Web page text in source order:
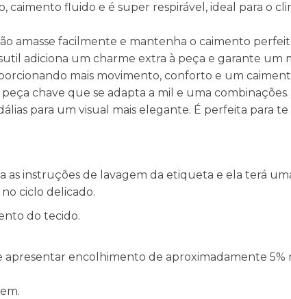
caimento fluido e é super respirável, ideal para o
amasse facilmente e mantenha o caimento
adiciona um charme extra à peça e garante um
mais movimento, conforto e um
chave que se adapta a mil e uma
para um visual mais elegante. É perfeita para
as instruções de lavagem da etiqueta e ela terá
ciclo delicado.
do tecido.
encolhimento de aproximadamente 5%